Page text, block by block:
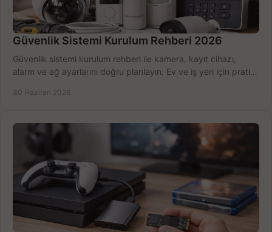
Güvenlik Sistemi Kurulum Rehberi 2026
Güvenlik sistemi kurulum rehberi ile kamera, kayıt cihazı,
alarm ve ağ ayarlarını doğru planlayın. Ev ve iş yeri için pratik
30 Haziran 2026